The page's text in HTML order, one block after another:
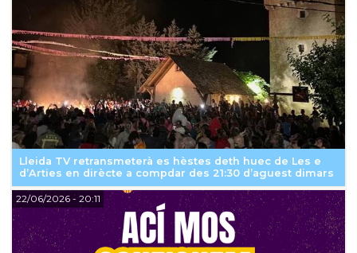
Lleida TV retransmeterà es hèstes deth huec de Les e
d’Arties en dirècte a compdar des 21:30 d’aguest dimars
22/06/2026- 20:11